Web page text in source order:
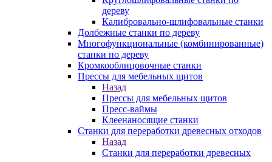
дереву
Калибровально-шлифовальные станки
Долбежные станки по дереву
Многофункциональные (комбинированные)
станки по дереву
Кромкооблицовочные станки
Прессы для мебельных щитов
Назад
Прессы для мебельных щитов
Пресс-ваймы
Клеенаносящие станки
Станки для переработки древесных отходов
Назад
Станки для переработки древесных